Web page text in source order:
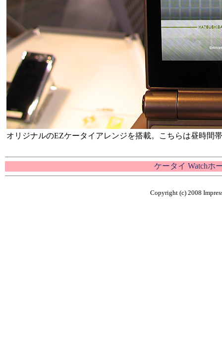
オリジナルのEZケータイアレンジを搭載。こちらは昼時間
ケータイ Watchホ
Copyright (c) 2008